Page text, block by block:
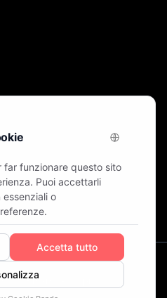
Instagram
. Finlandia . Cipro